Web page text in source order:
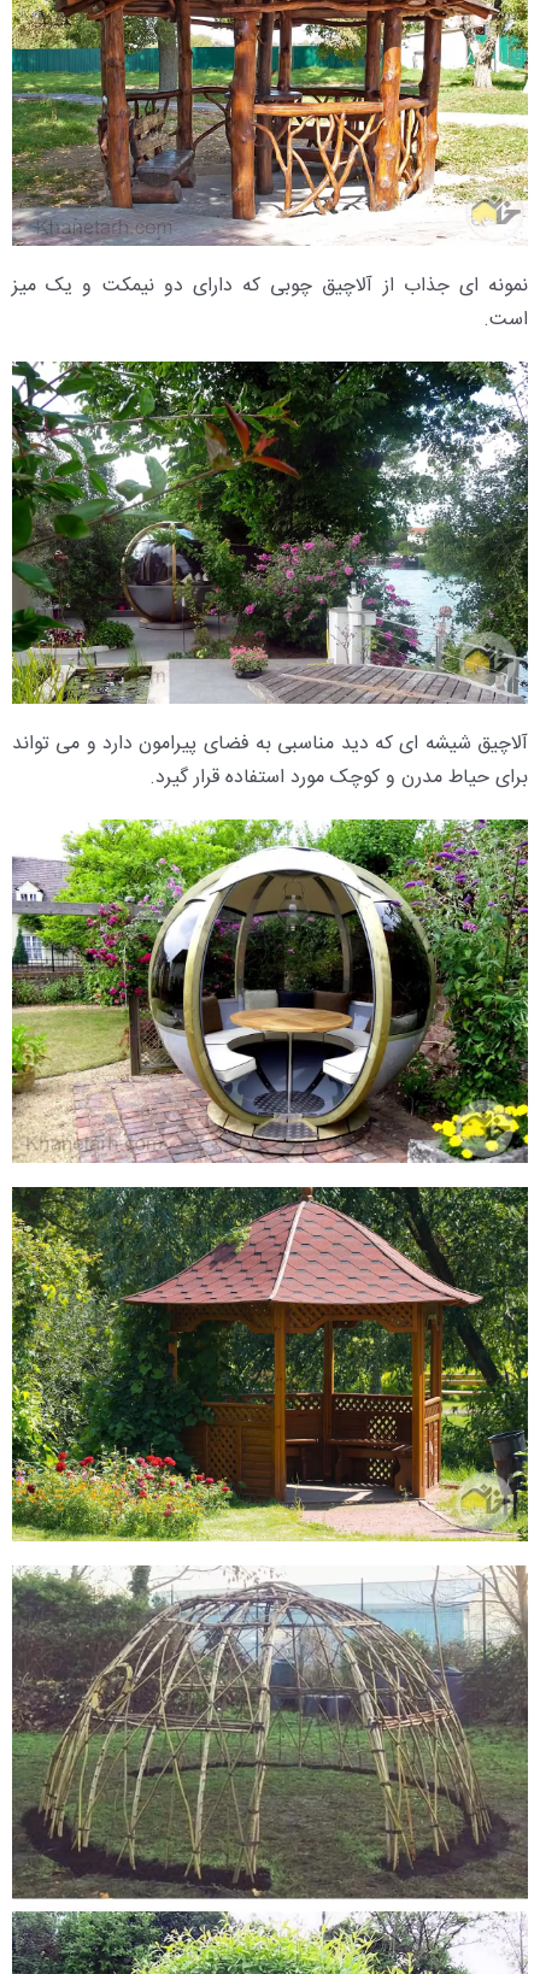
نمونه ای جذاب از آلاچیق چوبی که دارای دو نیمکت و یک میز
است.
آلاچیق شیشه ای که دید مناسبی به فضای پیرامون دارد و می تواند
برای حیاط مدرن و کوچک مورد استفاده قرار گیرد.